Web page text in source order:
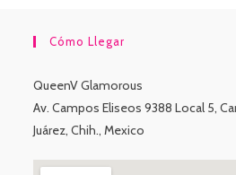
Cómo Llegar
QueenV Glamorous
Av. Campos Eliseos 9388 Local 5,
Juárez, Chih., Mexico